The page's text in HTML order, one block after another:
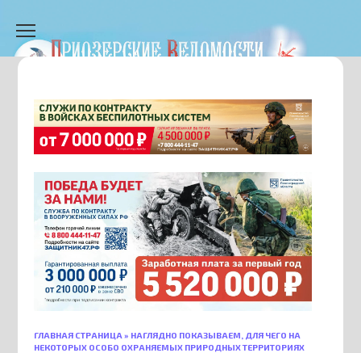
содержанию
ГЛАВНАЯ СТРАНИЦА » НАГЛЯДНО ПОКАЗЫВАЕМ, ДЛЯ ЧЕГО НА
НЕКОТОРЫХ ОСОБО ОХРАНЯЕМЫХ ПРИРОДНЫХ ТЕРРИТОРИЯХ